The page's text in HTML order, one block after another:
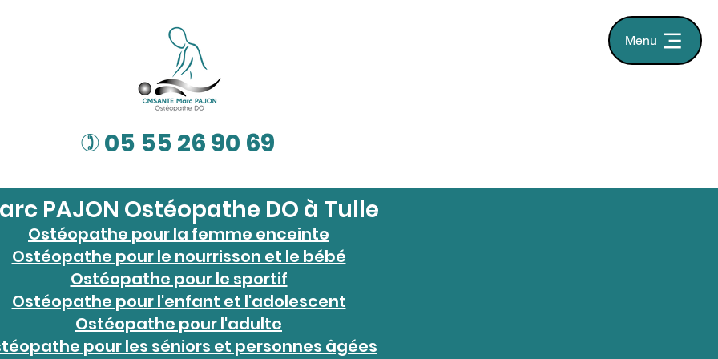
Menu
) 05 55 26 90 69
PAJON Ostéopathe DO à Tulle
Ostéopathe pour la femme enceinte
Ostéopathe pour le nourrisson et le bébé
Ostéopathe pour le sportif
Ostéopathe pour l'enfant et l'adolescent
Ostéopathe pour l'adulte
pour les séniors et personnes âgées